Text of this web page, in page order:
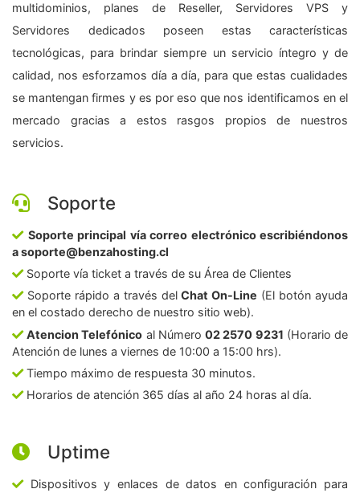
multidominios, planes de Reseller, Servidores VPS y
Servidores dedicados poseen estas características
tecnológicas, para brindar siempre un servicio íntegro y de
calidad, nos esforzamos día a día, para que estas cualidades
se mantengan firmes y es por eso que nos identificamos en el
mercado gracias a estos rasgos propios de nuestros
servicios.
Soporte
Soporte principal vía correo electrónico escribiéndonos
a soporte@benzahosting.cl
Soporte vía ticket a través de su Área de Clientes
Soporte rápido a través delChat On-Line (El botón ayuda
en el costado derecho de nuestro sitio web).
Atencion Telefónico al Número02 2570 9231 (Horario de
Atención de lunes a viernes de 10:00 a 15:00 hrs).
Tiempo máximo de respuesta 30 minutos.
Horarios de atención 365 días al año 24 horas al día.
Uptime
Dispositivos y enlaces de datos en configuración para